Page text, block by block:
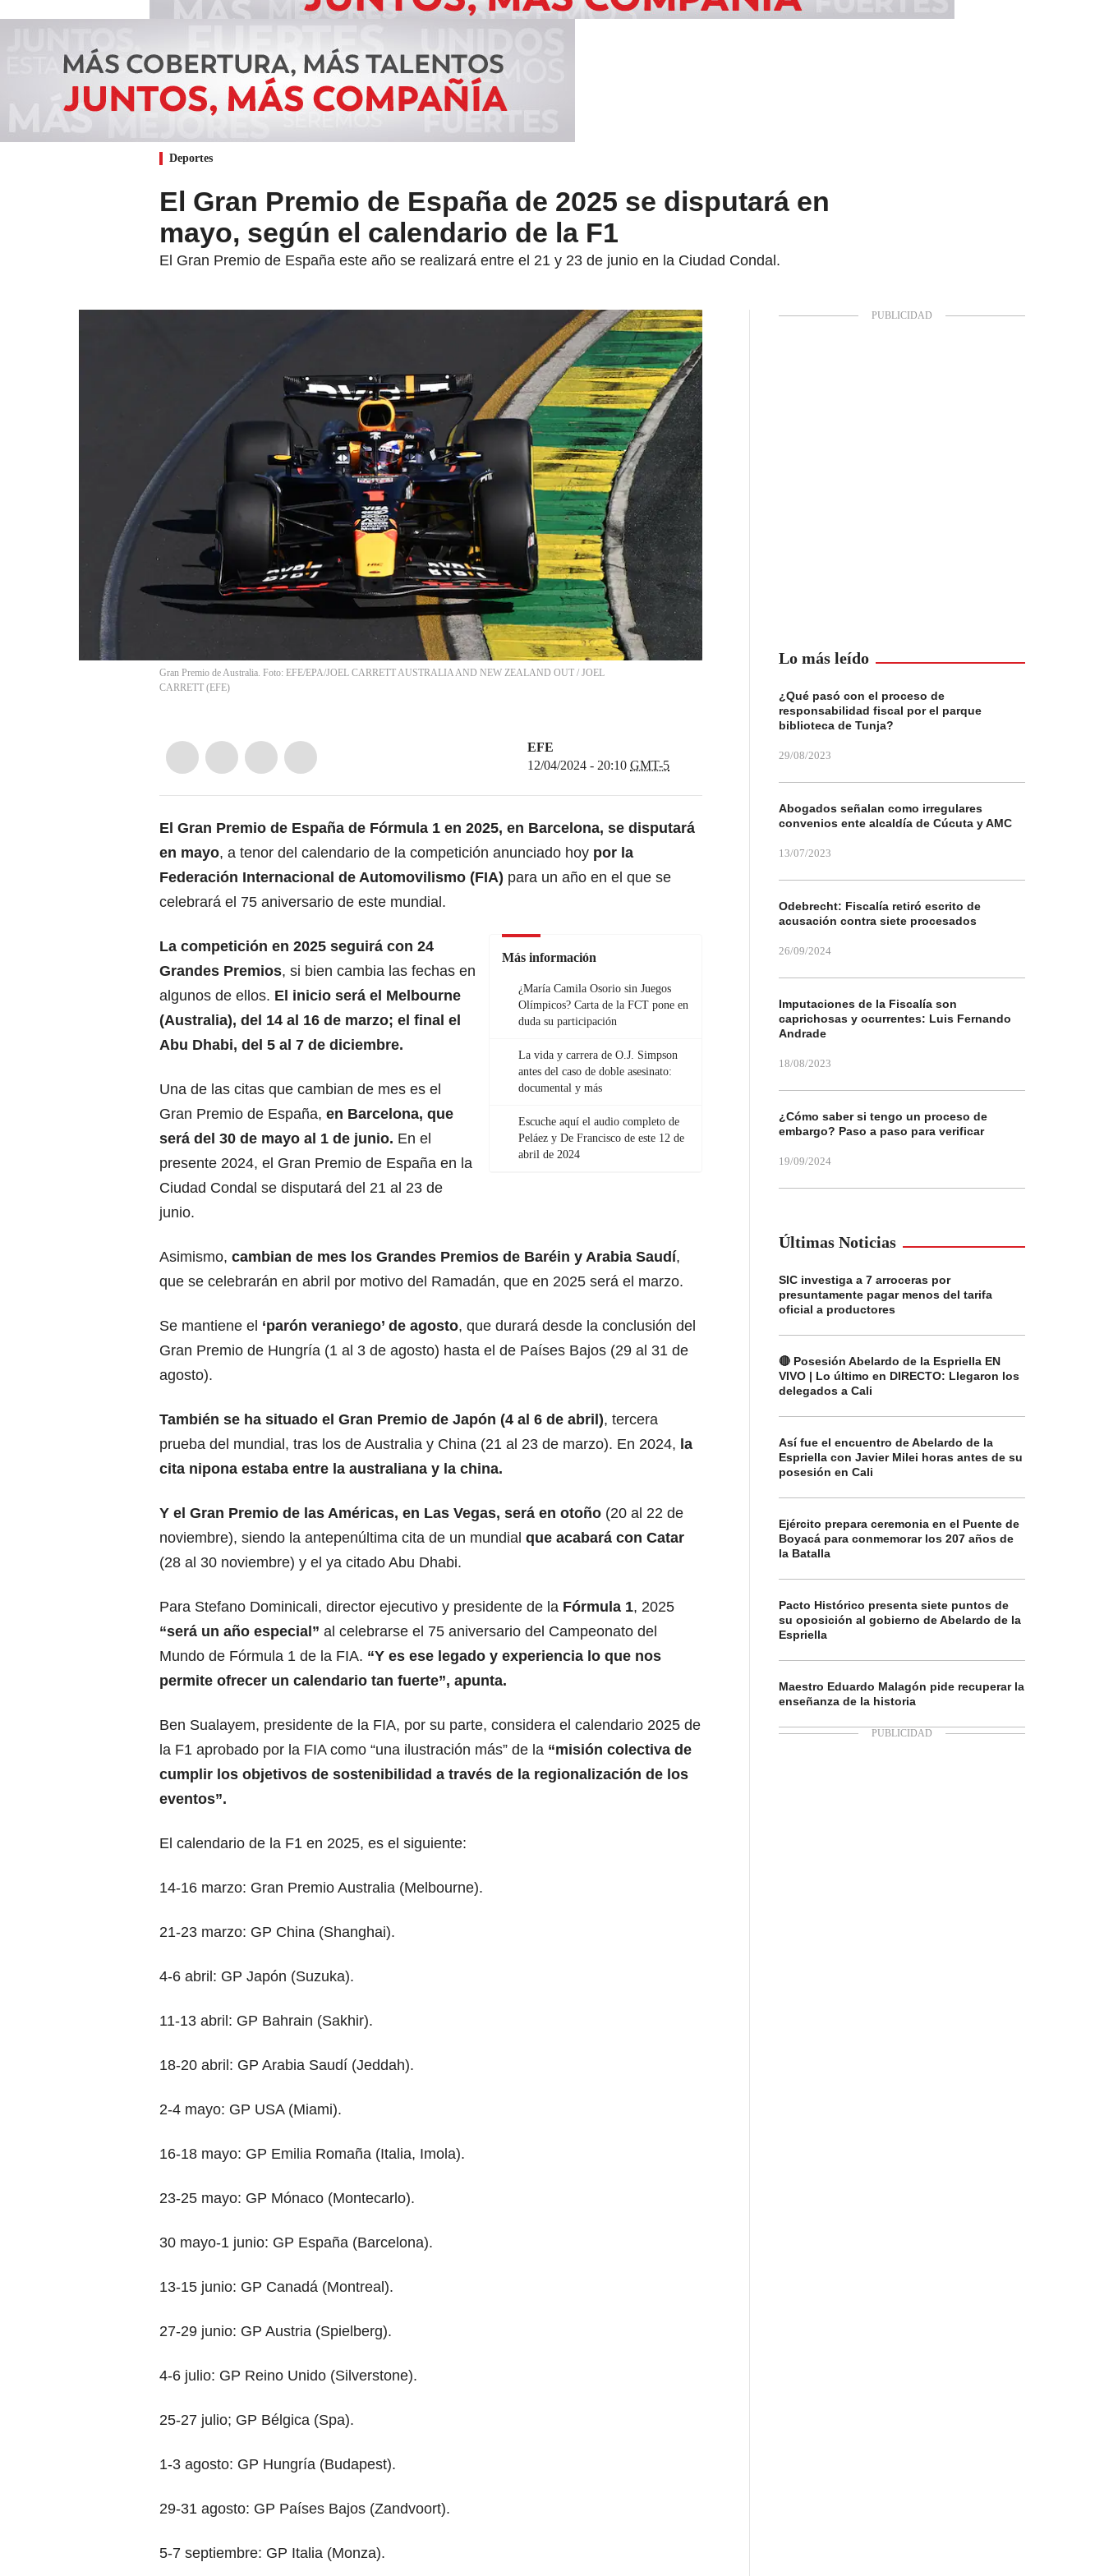
Deportes
El Gran Premio de España de 2025 se disputará en
mayo, según el calendario de la F1
El Gran Premio de España este año se realizará entre el 21 y 23 de junio en la Ciudad Condal.
Gran Premio de Australia. Foto: EFE/EPA/JOEL CARRETT AUSTRALIA AND NEW ZEALAND OUT / JOEL
CARRETT (EFE)
EFE
12/04/2024 - 20:10 GMT-5
El Gran Premio de España de Fórmula 1 en 2025, en Barcelona, se disputará
en mayo, a tenor del calendario de la competición anunciado hoy por la
Federación Internacional de Automovilismo (FIA) para un año en el que se
celebrará el 75 aniversario de este mundial.
Más información
¿María Camila Osorio sin Juegos
Olímpicos? Carta de la FCT pone en
duda su participación
La vida y carrera de O.J. Simpson
antes del caso de doble asesinato:
documental y más
Escuche aquí el audio completo de
Peláez y De Francisco de este 12 de
abril de 2024
La competición en 2025 seguirá con 24
Grandes Premios, si bien cambia las fechas en
algunos de ellos. El inicio será el Melbourne
(Australia), del 14 al 16 de marzo; el final el
Abu Dhabi, del 5 al 7 de diciembre.
Una de las citas que cambian de mes es el
Gran Premio de España, en Barcelona, que
será del 30 de mayo al 1 de junio. En el
presente 2024, el Gran Premio de España en la
Ciudad Condal se disputará del 21 al 23 de
junio.
Asimismo, cambian de mes los Grandes Premios de Baréin y Arabia Saudí,
que se celebrarán en abril por motivo del Ramadán, que en 2025 será el marzo.
Se mantiene el ‘parón veraniego’ de agosto, que durará desde la conclusión del
Gran Premio de Hungría (1 al 3 de agosto) hasta el de Países Bajos (29 al 31 de
agosto).
También se ha situado el Gran Premio de Japón (4 al 6 de abril), tercera
prueba del mundial, tras los de Australia y China (21 al 23 de marzo). En 2024, la
cita nipona estaba entre la australiana y la china.
Y el Gran Premio de las Américas, en Las Vegas, será en otoño (20 al 22 de
noviembre), siendo la antepenúltima cita de un mundial que acabará con Catar
(28 al 30 noviembre) y el ya citado Abu Dhabi.
Para Stefano Dominicali, director ejecutivo y presidente de la Fórmula 1, 2025
“será un año especial” al celebrarse el 75 aniversario del Campeonato del
Mundo de Fórmula 1 de la FIA. “Y es ese legado y experiencia lo que nos
permite ofrecer un calendario tan fuerte”, apunta.
Ben Sualayem, presidente de la FIA, por su parte, considera el calendario 2025 de
la F1 aprobado por la FIA como “una ilustración más” de la “misión colectiva de
cumplir los objetivos de sostenibilidad a través de la regionalización de los
eventos”.
El calendario de la F1 en 2025, es el siguiente:
14-16 marzo: Gran Premio Australia (Melbourne).
21-23 marzo: GP China (Shanghai).
4-6 abril: GP Japón (Suzuka).
11-13 abril: GP Bahrain (Sakhir).
18-20 abril: GP Arabia Saudí (Jeddah).
2-4 mayo: GP USA (Miami).
16-18 mayo: GP Emilia Romaña (Italia, Imola).
23-25 mayo: GP Mónaco (Montecarlo).
30 mayo-1 junio: GP España (Barcelona).
13-15 junio: GP Canadá (Montreal).
27-29 junio: GP Austria (Spielberg).
4-6 julio: GP Reino Unido (Silverstone).
25-27 julio; GP Bélgica (Spa).
1-3 agosto: GP Hungría (Budapest).
29-31 agosto: GP Países Bajos (Zandvoort).
5-7 septiembre: GP Italia (Monza).
Lo más leído
¿Qué pasó con el proceso de
responsabilidad fiscal por el parque
biblioteca de Tunja?
29/08/2023
Abogados señalan como irregulares
convenios ente alcaldía de Cúcuta y AMC
13/07/2023
Odebrecht: Fiscalía retiró escrito de
acusación contra siete procesados
26/09/2024
Imputaciones de la Fiscalía son
caprichosas y ocurrentes: Luis Fernando
Andrade
18/08/2023
¿Cómo saber si tengo un proceso de
embargo? Paso a paso para verificar
19/09/2024
Últimas Noticias
SIC investiga a 7 arroceras por
presuntamente pagar menos del tarifa
oficial a productores
🔴 Posesión Abelardo de la Espriella EN
VIVO | Lo último en DIRECTO: Llegaron los
delegados a Cali
Así fue el encuentro de Abelardo de la
Espriella con Javier Milei horas antes de su
posesión en Cali
Ejército prepara ceremonia en el Puente de
Boyacá para conmemorar los 207 años de
la Batalla
Pacto Histórico presenta siete puntos de
su oposición al gobierno de Abelardo de la
Espriella
Maestro Eduardo Malagón pide recuperar la
enseñanza de la historia